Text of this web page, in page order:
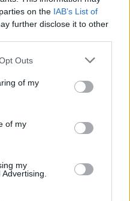
on the IAB’s List of
further disclose it to other
Outs
of my
of my
my
ožije hornickými pohádkami
a proč už není